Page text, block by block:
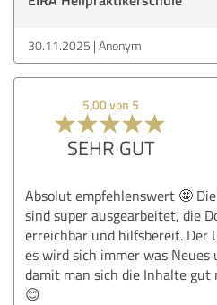
30.11.2025 Anonym
5,00 von 5
SEHR GUT
Absolut empfehlenswert 🤩
sind super ausgearbeitet, die
erreichbar und hilfsbereit. Der
es wird sich immer was Neues
damit man sich die Inhalte gut
😊